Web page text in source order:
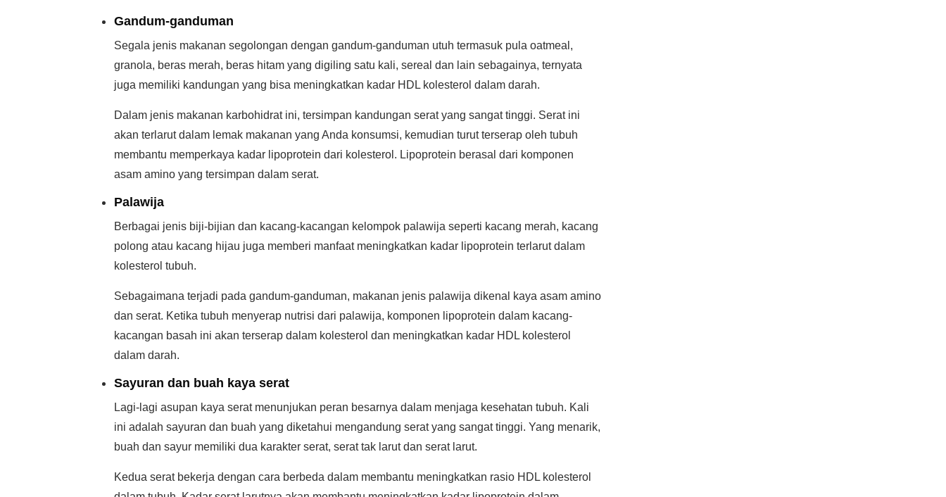
Gandum-ganduman
Segala jenis makanan segolongan dengan gandum-ganduman utuh termasuk pula oatmeal,
granola, beras merah, beras hitam yang digiling satu kali, sereal dan lain sebagainya, ternyata
juga memiliki kandungan yang bisa meningkatkan kadar HDL kolesterol dalam darah.
Dalam jenis makanan karbohidrat ini, tersimpan kandungan serat yang sangat tinggi. Serat ini
akan terlarut dalam lemak makanan yang Anda konsumsi, kemudian turut terserap oleh tubuh
membantu memperkaya kadar lipoprotein dari kolesterol. Lipoprotein berasal dari komponen
asam amino yang tersimpan dalam serat.
Palawija
Berbagai jenis biji-bijian dan kacang-kacangan kelompok palawija seperti kacang merah, kacang
polong atau kacang hijau juga memberi manfaat meningkatkan kadar lipoprotein terlarut dalam
kolesterol tubuh.
Sebagaimana terjadi pada gandum-ganduman, makanan jenis palawija dikenal kaya asam amino
dan serat. Ketika tubuh menyerap nutrisi dari palawija, komponen lipoprotein dalam kacang-
kacangan basah ini akan terserap dalam kolesterol dan meningkatkan kadar HDL kolesterol
dalam darah.
Sayuran dan buah kaya serat
Lagi-lagi asupan kaya serat menunjukan peran besarnya dalam menjaga kesehatan tubuh. Kali
ini adalah sayuran dan buah yang diketahui mengandung serat yang sangat tinggi. Yang menarik,
buah dan sayur memiliki dua karakter serat, serat tak larut dan serat larut.
Kedua serat bekerja dengan cara berbeda dalam membantu meningkatkan rasio HDL kolesterol